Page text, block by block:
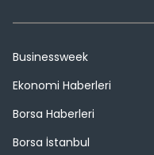
Businessweek
Ekonomi Haberleri
Borsa Haberleri
Borsa İstanbul